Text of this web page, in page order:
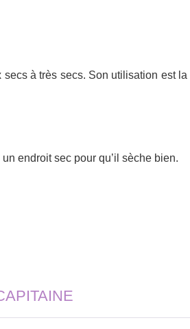
à très secs. Son utilisation est
endroit sec pour qu’il sèche bien.